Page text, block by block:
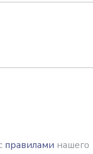
правилами нашего